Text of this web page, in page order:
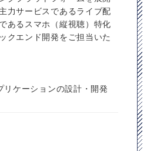
力サービスであるライブ配
あるスマホ（縦視聴）特化
クエンド開発をご担当いた
リケーションの設計・開発